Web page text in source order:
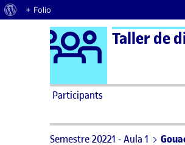
Quant al WordPress
+ Folio
Saltar al contingut Logo Ágora
Taller de
Participants
Semestre 20221 - Aula 1